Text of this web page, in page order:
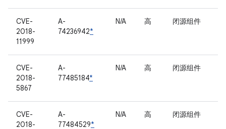
CVE-
2018-
11999
A-
74236942*
N/A 高 闭源组件
CVE-
2018-
5867
A-
77485184*
N/A 高 闭源组件
CVE-
2018-
A-
77484529*
N/A 高 闭源组件